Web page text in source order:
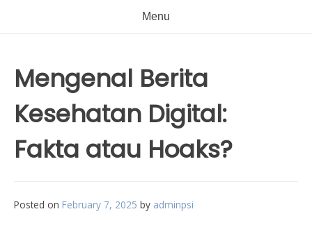
Menu
Mengenal Berita
Kesehatan Digital:
Fakta atau Hoaks?
Posted on February 7, 2025 by adminpsi